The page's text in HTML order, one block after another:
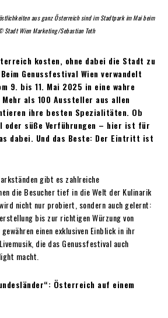
aus ganz Österreich sind im Stadtpark im Mai beim
Stadt Wien Marketing/Sebastian Toth
kosten, ohne dabei die Stadt zu
Genussfestival Wien verwandelt
9. bis 11. Mai 2025 in eine wahre
Mehr als 100 Aussteller aus allen
ihre besten Spezialitäten. Ob
oder süße Verführungen – hier ist für
dabei. Und das Beste: Der Eintritt ist
gibt es zahlreiche
die Besucher tief in die Welt der Kulinarik
nicht nur probiert, sondern auch gelernt:
bis zur richtigen Würzung von
einen exklusiven Einblick in ihr
die das Genussfestival auch
macht.
Österreich auf einem